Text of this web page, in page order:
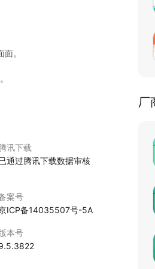
。
讯下载
通过腾讯下载数据审核
案号
ICP备14035507号-5A
本号
厂